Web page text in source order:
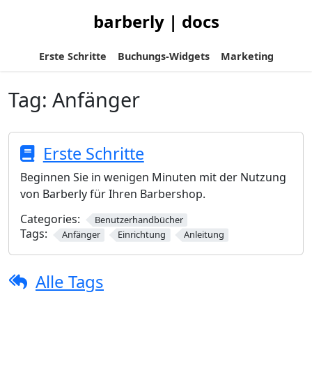
barberly | docs
Erste Schritte Buchungs-Widgets Marketing
Tag: Anfänger
Erste Schritte
Beginnen Sie in wenigen Minuten mit der Nutzung
von Barberly für Ihren Barbershop.
Categories:
Benutzerhandbücher
Tags: Anfänger Einrichtung Anleitung
Alle Tags